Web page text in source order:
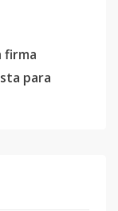
firma
para